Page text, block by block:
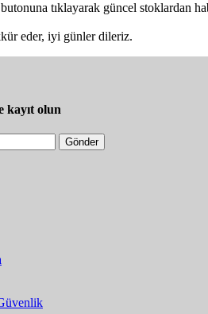
tıklayarak güncel stoklardan
eder, iyi günler dileriz.
kayıt olun
Gönder